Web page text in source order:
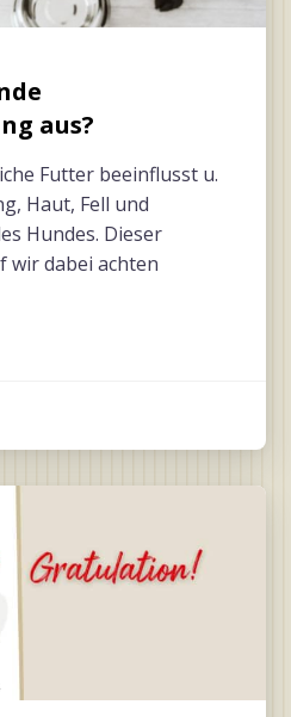
aus?
Futter beeinflusst u.
Haut, Fell und
Hundes. Dieser
wir dabei achten